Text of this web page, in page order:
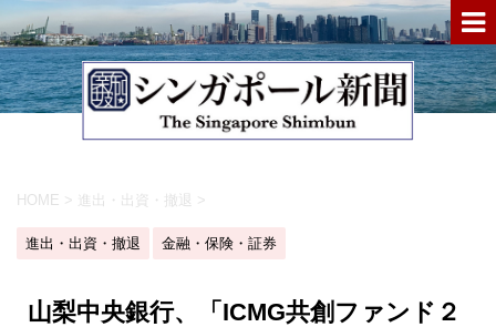
HOME > 進出・出資・撤退 >
進出・出資・撤退 金融・保険・証券
山梨中央銀行、「ICMG共創ファンド２